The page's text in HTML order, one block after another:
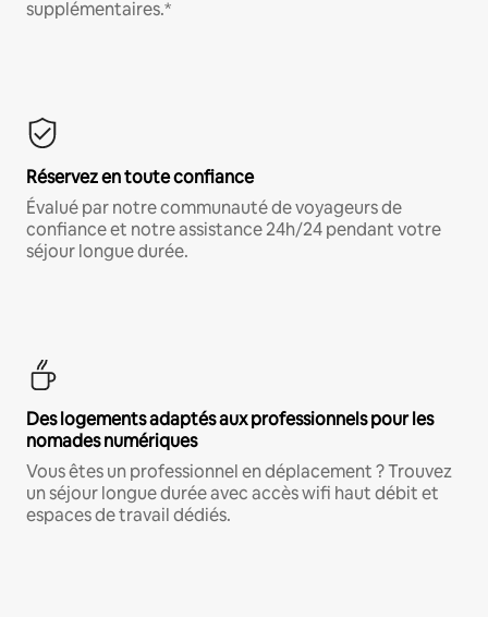
supplémentaires.*
Réservez en toute confiance
Évalué par notre communauté de voyageurs de
confiance et notre assistance 24h/24 pendant votre
séjour longue durée.
Des logements adaptés aux professionnels pour les
nomades numériques
Vous êtes un professionnel en déplacement ? Trouvez
un séjour longue durée avec accès wifi haut débit et
espaces de travail dédiés.